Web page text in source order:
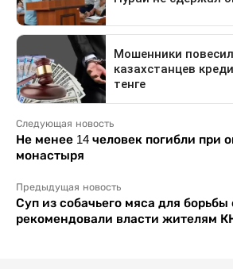
Следующая новость
Не менее 14 человек погибли при
монастыря
Предыдущая новость
Суп из собачьего мяса для
рекомендовали власти жителям